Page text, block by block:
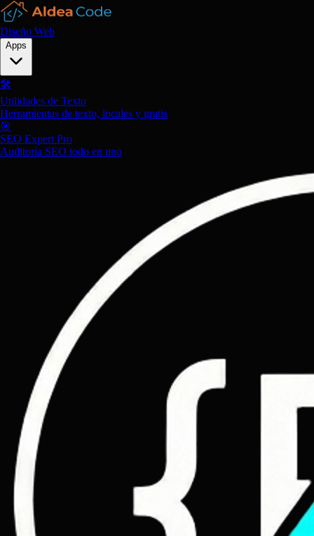
Diseño Web
Apps
🛠️
Utilidades de Texto
Herramientas de texto, locales y gratis
🎯
SEO Expert Pro
Auditoría SEO todo en uno